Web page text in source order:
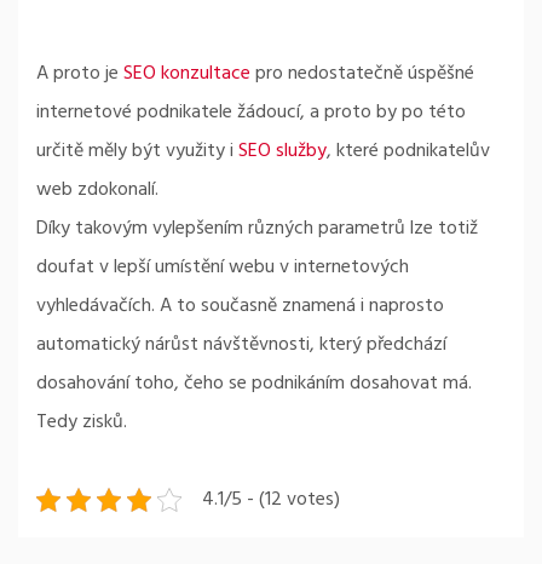
A proto jeSEO konzultacepro nedostatečně úspěšné
internetové podnikatele žádoucí, a proto by po této
určitě měly být využity iSEO služby, které podnikatelův
web zdokonalí.
Díky takovým vylepšením různých parametrů lze totiž
doufat v lepší umístění webu v internetových
vyhledávačích. A to současně znamená i naprosto
automatický nárůst návštěvnosti, který předchází
dosahování toho, čeho se podnikáním dosahovat má.
Tedy zisků.
4.1/5 - (12 votes)